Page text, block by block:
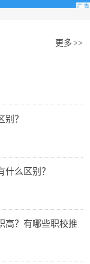
更多 >>
？
么区别？
高？有哪些职校推